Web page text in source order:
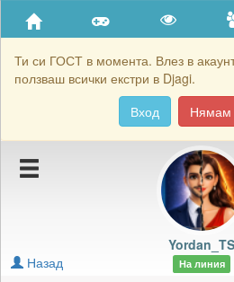
Ти си ГОСТ в момента. Влез в
ползваш всички екстри в Djagi.
Вход
Нямам
Приятели
Хронология на игри
Подаръците на Yordan_TS
Картичките на Yordan_TS
Yordan_TS
На линия
Назад